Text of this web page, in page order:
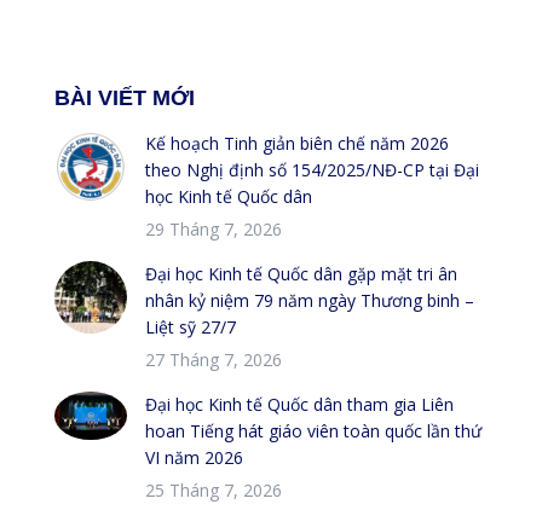
BÀI VIẾT MỚI
Kế hoạch Tinh giản biên chế năm 2026
theo Nghị định số 154/2025/NĐ-CP tại Đại
học Kinh tế Quốc dân
29 Tháng 7, 2026
Đại học Kinh tế Quốc dân gặp mặt tri ân
nhân kỷ niệm 79 năm ngày Thương binh –
Liệt sỹ 27/7
27 Tháng 7, 2026
Đại học Kinh tế Quốc dân tham gia Liên
hoan Tiếng hát giáo viên toàn quốc lần thứ
VI năm 2026
25 Tháng 7, 2026